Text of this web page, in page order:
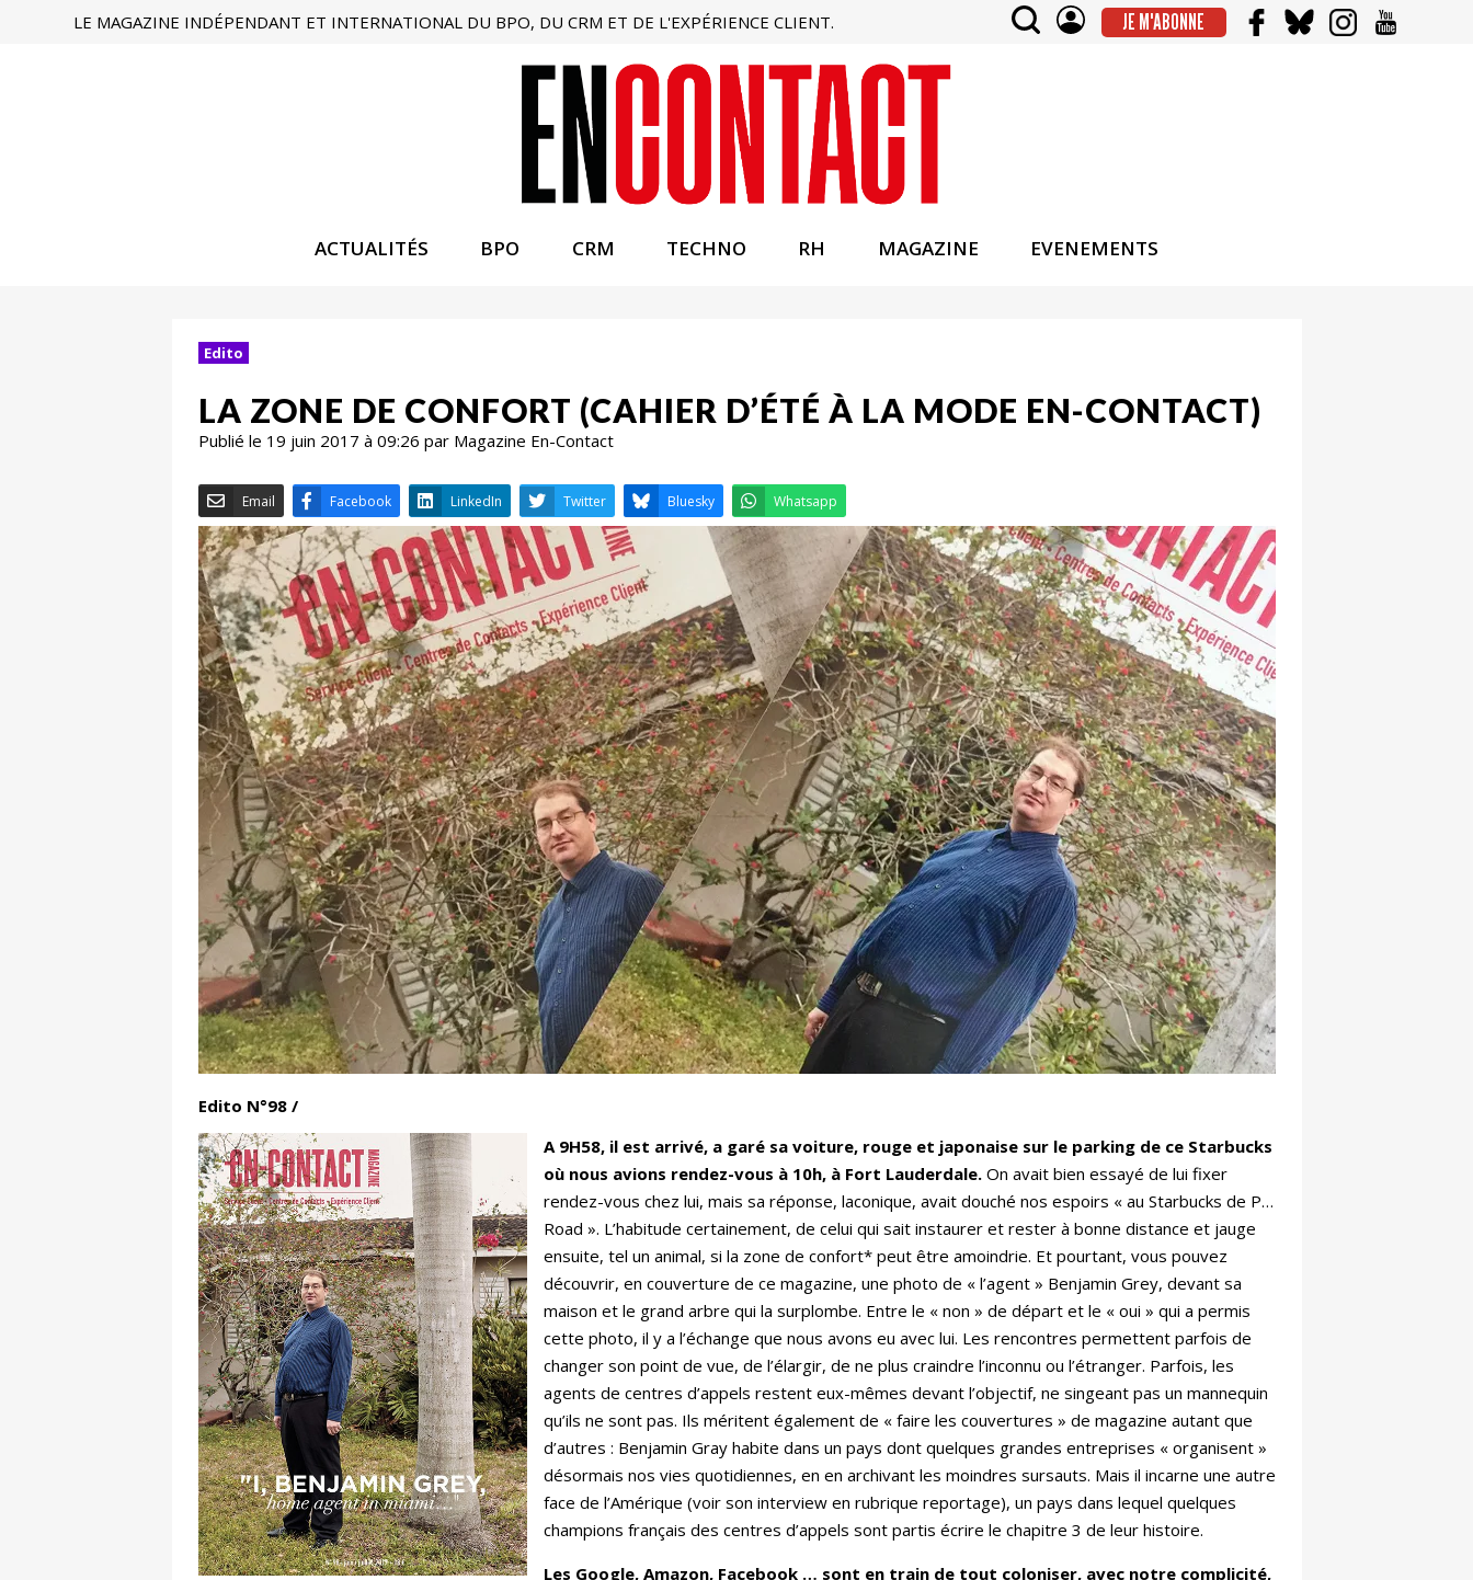
LE MAGAZINE INDÉPENDANT ET INTERNATIONAL DU BPO, DU CRM ET DE L'EXPÉRIENCE CLIENT. JE M'ABONNE
ACTUALITÉS BPO CRM TECHNO RH MAGAZINE EVENEMENTS
Edito
LA ZONE DE CONFORT (CAHIER D’ÉTÉ À LA MODE EN-CONTACT)
Publié le 19 juin 2017 à 09:26 par Magazine En-Contact
Email Facebook LinkedIn Twitter Bluesky Whatsapp
Edito N°98 /
A 9H58, il est arrivé, a garé sa voiture, rouge et japonaise sur le parking de ce Starbucks
où nous avions rendez-vous à 10h, à Fort Lauderdale. On avait bien essayé de lui fixer
rendez-vous chez lui, mais sa réponse, laconique, avait douché nos espoirs « au Starbucks de P…
Road ». L’habitude certainement, de celui qui sait instaurer et rester à bonne distance et jauge
ensuite, tel un animal, si la zone de confort* peut être amoindrie. Et pourtant, vous pouvez
découvrir, en couverture de ce magazine, une photo de « l’agent » Benjamin Grey, devant sa
maison et le grand arbre qui la surplombe. Entre le « non » de départ et le « oui » qui a permis
cette photo, il y a l’échange que nous avons eu avec lui. Les rencontres permettent parfois de
changer son point de vue, de l’élargir, de ne plus craindre l’inconnu ou l’étranger. Parfois, les
agents de centres d’appels restent eux-mêmes devant l’objectif, ne singeant pas un mannequin
qu’ils ne sont pas. Ils méritent également de « faire les couvertures » de magazine autant que
d’autres : Benjamin Gray habite dans un pays dont quelques grandes entreprises « organisent »
désormais nos vies quotidiennes, en en archivant les moindres sursauts. Mais il incarne une autre
face de l’Amérique (voir son interview en rubrique reportage), un pays dans lequel quelques
champions français des centres d’appels sont partis écrire le chapitre 3 de leur histoire.
Les Google, Amazon, Facebook … sont en train de tout coloniser, avec notre complicité,